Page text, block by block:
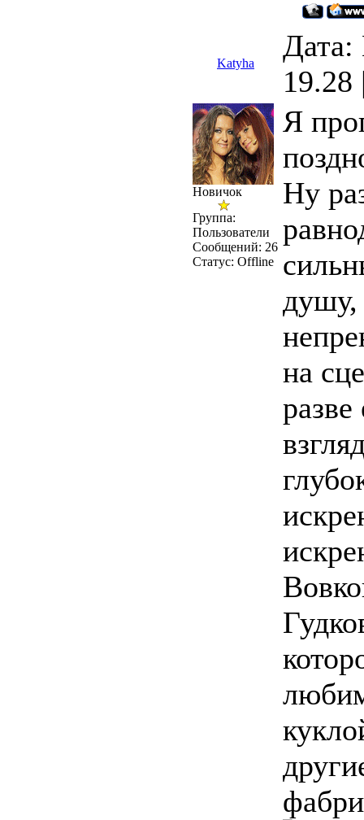
Katyha
Дата:
Новичок
Группа:
Пользователи
Сообщений: 26
Статус: Offline
Я
Ну
душу,
на